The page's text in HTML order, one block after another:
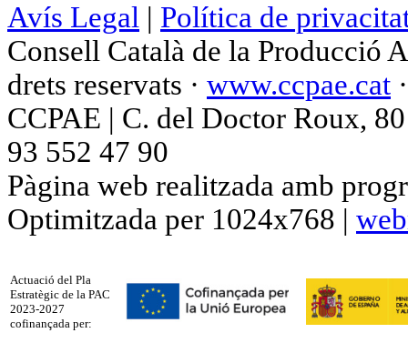
Avís Legal | Política de
Consell Català de la Producció
drets reservats · www.ccpae.cat
CCPAE | C. del Doctor Roux,
93 552 47 90
Pàgina web realitzada amb
Optimitzada per 1024x768 |
Actuació del Pla
Estratègic de la PAC
2023-2027
cofinançada per: